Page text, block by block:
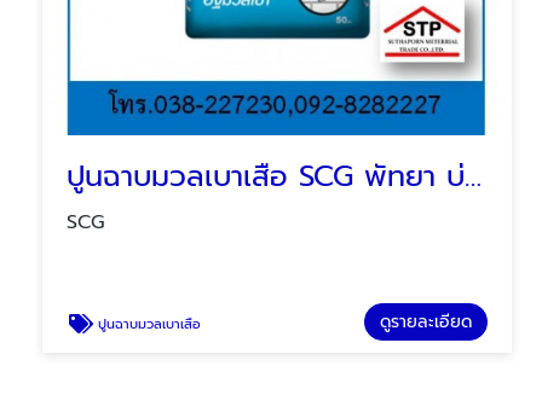
ปูนฉาบมวลเบาเสือ SCG พัทยา บ่อวิน ระยอง
SCG
ปูนฉาบมวลเบาเสือ ดูรายละเอียด